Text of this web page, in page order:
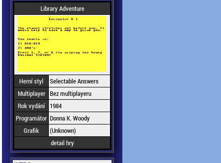
Library Adventure
Herní styl
Selectable Answers
Multiplayer Bez multiplayeru
Rok vydání
1984
Programátor Donna K. Woody
Grafik
(Unknown)
detail hry